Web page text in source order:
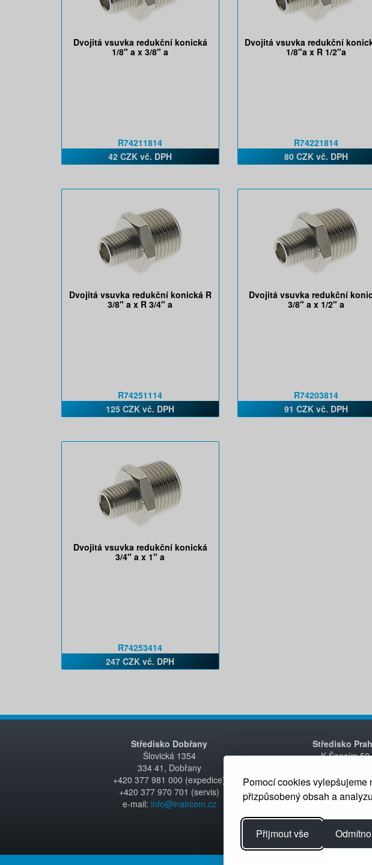
Pomocí cookies vylepšujeme
přizpůsobený obsah a
Přijmout vše
Dvojitá vsuvka redukční konická
1/8" a x 3/8" a
R74211814
42 CZK vč. DPH
Dvojitá vsuvka redukční
1/8"a x R 1/2"a
R74221814
80 CZK vč. DPH
Dvojitá vsuvka redukční konická R
3/8" a x R 3/4" a
R74251114
125 CZK vč. DPH
Dvojitá vsuvka redukční
3/8" a x 1/2" a
R74203814
91 CZK vč. DPH
Dvojitá vsuvka redukční konická
3/4" a x 1" a
R74253414
247 CZK vč. DPH
Středisko Dobřany
Šlovická 1354
334 41, Dobřany
+420 377 981 000 (expedice)
+420 377 970 701 (servis)
e-mail: info@inaircom.cz
Středisko
K Šancím 50
+420 235 312